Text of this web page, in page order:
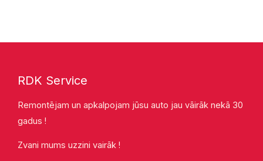
RDK Service
Remontējam un apkalpojam jūsu auto jau vāirāk nekā 30
gadus !
Zvani mums uzzini vairāk !